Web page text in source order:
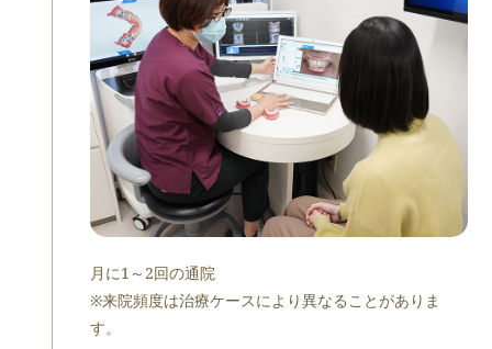
月に1～2回の通院
※来院頻度は治療ケースにより異なることがありま
す。